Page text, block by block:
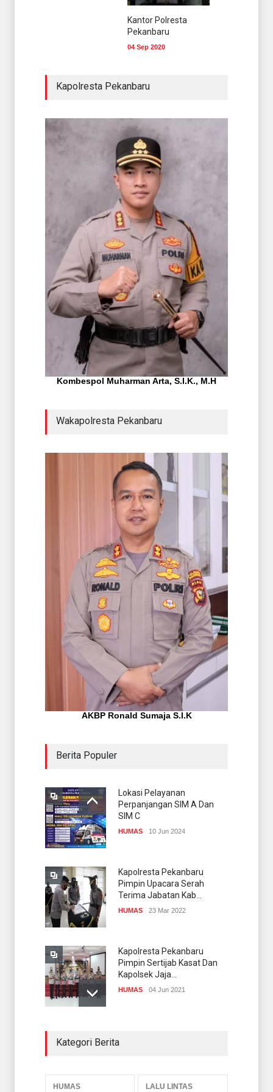
Kantor Polresta
Pekanbaru
04 Sep 2020
Kapolresta Pekanbaru
Kombespol Muharman Arta, S.I.K., M.H
Wakapolresta Pekanbaru
AKBP Ronald Sumaja S.I.K
Berita Populer
Lokasi Pelayanan
Perpanjangan SIM A Dan
SIM C
HUMAS 10 Jun 2024
Kapolresta Pekanbaru
Pimpin Upacara Serah
Terima Jabatan Kab...
HUMAS 23 Mar 2022
Kapolresta Pekanbaru
Pimpin Sertijab Kasat Dan
Kapolsek Jaja...
HUMAS 04 Jun 2021
SERTIJAB DUA KASAT
Kategori Berita
HUMAS LALU LINTAS